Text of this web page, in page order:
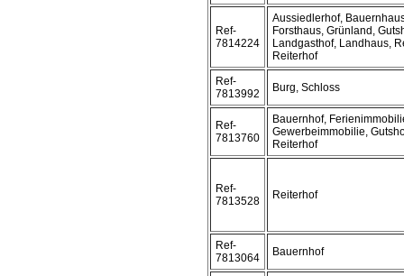
Ref-
7814224
Aussiedlerhof,
Forsthaus, Grünland,
Landgasthof, Landhaus,
Reiterhof
Ref-
7813992
Burg, Schloss
Ref-
7813760
Bauernhof,
Gewerbeimmobilie,
Reiterhof
Ref-
7813528
Reiterhof
Ref-
7813064
Bauernhof